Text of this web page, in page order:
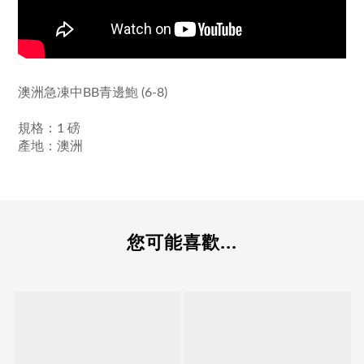
澳洲急凍中BB青邊鮑 (6-8)
規格：1 磅
產地：澳洲
您可能喜歡...